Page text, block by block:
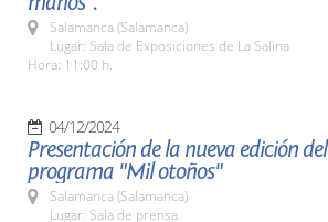
Salamanca (Salamanca)
Lugar: Sala de Exposiciones de La Salina
Hora: 11:00 h.
04/12/2024
Presentación de la nueva edición del
programa "Mil otoños"
Salamanca (Salamanca)
Lugar: Sala de prensa.